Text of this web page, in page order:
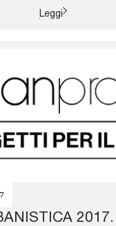
Leggi